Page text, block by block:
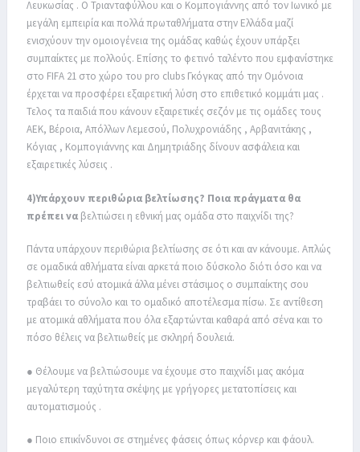
Λευκωσίας . Ο Τριανταφύλλου και ο Κομπογιάννης από τον Ιωνικό με
μεγάλη εμπειρία και πολλά πρωταθλήματα στην Ελλάδα μαζί
ενισχύουν την ομοιογένεια της ομάδας καθώς έχουν υπάρξει
συμπαίκτες με πολλούς. Επίσης το φετινό ταλέντο που εμφανίστηκε
στο FIFA 21 στο χώρο του pro clubs Γκόγκας από την Ομόνοια
έρχεται να προσφέρει εξαιρετική λύση στο επιθετικό κομμάτι μας .
Τελος τα παιδιά που κάνουν εξαιρετικές σεζόν με τις ομάδες τους
ΑΕΚ, Βέροια, Απόλλων Λεμεσού, Πολυχρονιάδης , Αρβανιτάκης ,
Κόγιας , Κομπογιάννης και Δημητριάδης δίνουν ασφάλεια και
εξαιρετικές λύσεις .
4)Υπάρχουν περιθώρια βελτίωσης? Ποια πράγματα θα
πρέπει να βελτιώσει η εθνική μας ομάδα στο παιχνίδι της?
Πάντα υπάρχουν περιθώρια βελτίωσης σε ότι και αν κάνουμε. Απλώς
σε ομαδικά αθλήματα είναι αρκετά ποιο δύσκολο διότι όσο και να
βελτιωθείς εσύ ατομικά άλλα μένει στάσιμος ο συμπαίκτης σου
τραβάει το σύνολο και το ομαδικό αποτέλεσμα πίσω. Σε αντίθεση
με ατομικά αθλήματα που όλα εξαρτώνται καθαρά από σένα και το
πόσο θέλεις να βελτιωθείς με σκληρή δουλειά.
● Θέλουμε να βελτιώσουμε να έχουμε στο παιχνίδι μας ακόμα
μεγαλύτερη ταχύτητα σκέψης με γρήγορες μετατοπίσεις και
αυτοματισμούς .
● Ποιο επικίνδυνοι σε στημένες φάσεις όπως κόρνερ και φάουλ.